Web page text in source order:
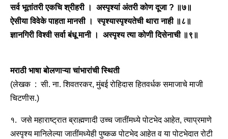
सर्व भूतांतरी एकचि श्रीहरी । अस्पृश्यां अंतरी कोण दूजा ? ॥७॥
ऐसीया विवेके पाहता मानसी । स्पृश्यास्पृश्यतेची थारा नाही ॥८॥
ज्ञानगिरी विश्वी सर्वा बंधू मानी । अस्पृश्य त्या कोणी दिसेनाची ॥९॥
मराठी भाषा बोलणाऱ्या चांभारांची स्थिती
(लेखक : सी. ना. शिवतरकर, मुंबई रोहिदास हितवर्धक समाजाचे माजी
चिटणीस.)
१. जसे महाराष्ट्रात ब्राह्मणादी उच्च जातींमध्ये पोटभेद आहेत, त्याप्रमाणे
अस्पृश्य मानिलेल्या जातींमध्येही पुष्कळ पोटभेद आहेत व या पोटभेदात रोटी